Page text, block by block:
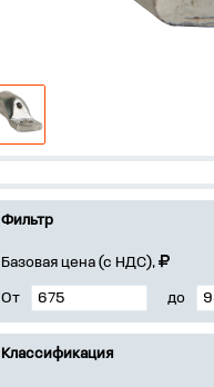
Фильтр
Базовая цена (с НДС),
От до
Классификация